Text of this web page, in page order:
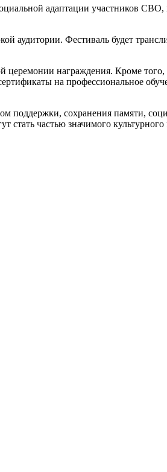
адаптации участников
Фестиваль будет
награждения. Кроме того,
на профессиональное
поддержки, сохранения памяти,
стать частью значимого